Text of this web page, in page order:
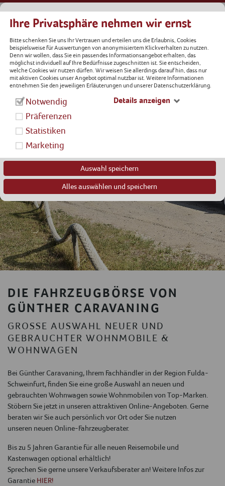
Ihre Privatsphäre nehmen wir ernst
Bitte schenken Sie uns Ihr Vertrauen und erteilen uns die Erlaubnis, Cookies
beispielsweise für Auswertungen von anonymisiertem Klickverhalten zu nutzen.
Denn wir wollen, dass Sie ein passendes Informationsangebot erhalten, das
möglichst individuell auf Ihre Bedürfnisse zugeschnitten ist. Sie entscheiden,
welche Cookies wir nutzen dürfen. Wir weisen Sie allerdings darauf hin, dass nur
mit aktiven Cookies unser Angebot optimal nutzbar ist. Weitere Informationen
entnehmen Sie den jeweiligen Erläuterungen und unserer Datenschutzerklärung.
Notwendig
Präferenzen
Statistiken
Marketing
Details anzeigen
Auswahl speichern
Alles auswählen und speichern
CARAVAN
REISEMOBIL
DIE FAHRZEUGBÖRSE VON
GÜNTHER CARAVANING
GROSSE AUSWAHL NEUER UND G
EBRAUCHTER WOHNMOBILE & W
OHNWAGEN
Bei Günther Caravaning, Ihrem Fachhändler in der Region Fulda-
Schweinfurt, finden Sie eine große Auswahl an neuen und
gebrauchten Wohnwagen sowie Wohnmobilen von Top-Marken.
Stöbern Sie jetzt in unseren attraktiven Online-Angeboten. Gerne
beraten wir Sie auch persönlich vor Ort oder Sie nutzen
unseren neuen Online-Fahrzeugberater.
Bis zu 5 Jahren Garantie für alle neuen Reisemobile und
Kastenwagen optional erhältlich!
Sprechen Sie gerne unsere Verkaufsberater an! Weitere Infos zur
Garantie HIER!